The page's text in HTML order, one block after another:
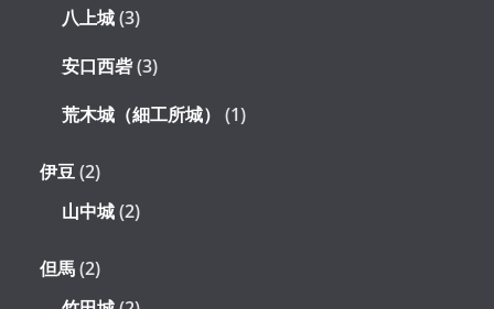
八上城(3)
安口西砦(3)
荒木城（細工所城） (1)
伊豆(2)
山中城(2)
但馬(2)